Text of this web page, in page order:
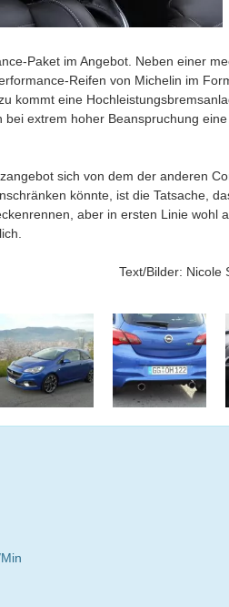
Paket im Angebot. Neben einer
Reifen von Michelin im
kommt eine
extrem hoher Beanspruchung
sich von dem der anderen
könnte, ist die Tatsache,
aber in ersten Linie wohl
Text/Bilder: Nicole